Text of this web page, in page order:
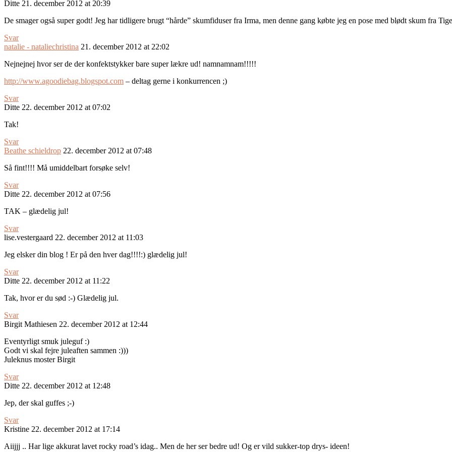
Ditte 21. december 2012 at 20:39
De smager også super godt! Jeg har tidligere brugt “hårde” skumfiduser fra Irma, men denne gang købte jeg en pose med blødt skum fra
Svar
natalie - nataliechristina 21. december 2012 at 22:02
Nejnejnej hvor ser de der konfektstykker bare super lækre ud! namnamnam!!!!!
http://www.agoodiebag.blogspot.com – deltag gerne i konkurrencen ;)
Svar
Ditte 22. december 2012 at 07:02
Tak!
Svar
Beathe schieldrop 22. december 2012 at 07:48
Så fint!!!! Må umiddelbart forsøke selv!
Svar
Ditte 22. december 2012 at 07:56
TAK – glædelig jul!
Svar
lise.vestergaard 22. december 2012 at 11:03
Jeg elsker din blog ! Er på den hver dag!!!!:) glædelig jul!
Svar
Ditte 22. december 2012 at 11:22
Tak, hvor er du sød :-) Glædelig jul.
Svar
Birgit Mathiesen 22. december 2012 at 12:44
Eventyrligt smuk juleguf :)
Godt vi skal fejre juleaften sammen :)))
Juleknus moster Birgit
Svar
Ditte 22. december 2012 at 12:48
Jep, der skal guffes ;-)
Svar
Kristine 22. december 2012 at 17:14
Aiijjj .. Har lige akkurat lavet rocky road’s idag.. Men de her ser bedre ud! Og er vild sukker-top drys- ideen!